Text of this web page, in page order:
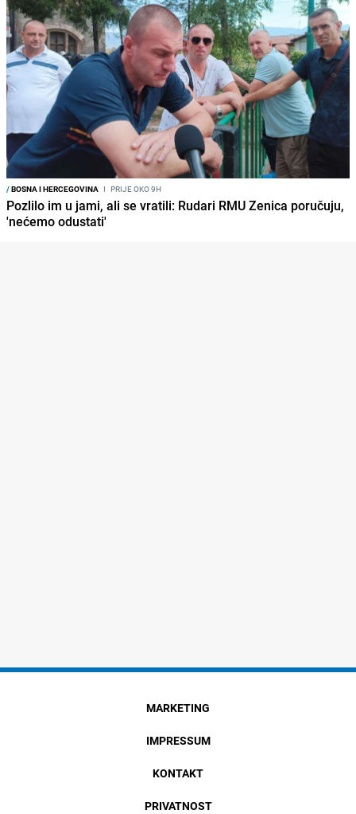
/BOSNA I HERCEGOVINA I PRIJE OKO 9H
Pozlilo im u jami, ali se vratili: Rudari RMU Zenica poručuju,
'nećemo odustati'
MARKETING
IMPRESSUM
KONTAKT
PRIVATNOST